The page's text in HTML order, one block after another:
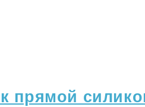
прямой